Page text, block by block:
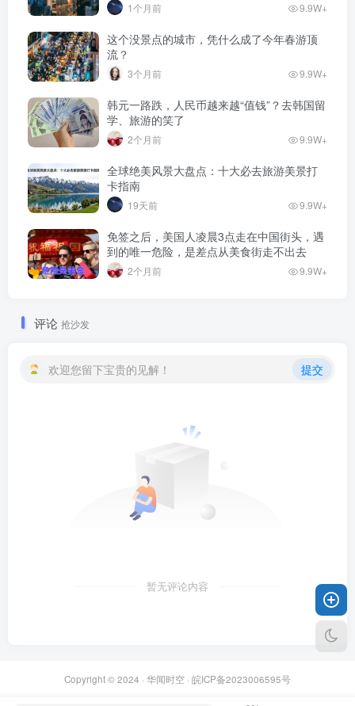
1个月前 9.9W+
这个没景点的城市，凭什么成了今年春游顶
流？
3个月前 9.9W+
韩元一路跌，人民币越来越“值钱”？去韩国留
学、旅游的笑了
2个月前 9.9W+
全球绝美风景大盘点：十大必去旅游美景打
卡指南
19天前 9.9W+
免签之后，美国人凌晨3点走在中国街头，遇
到的唯一危险，是差点从美食街走不出去
2个月前 9.9W+
评论 抢沙发
欢迎您留下宝贵的见解！ 提交
暂无评论内容
Copyright © 2024 · 华闻时空 · 皖ICP备2023006595号